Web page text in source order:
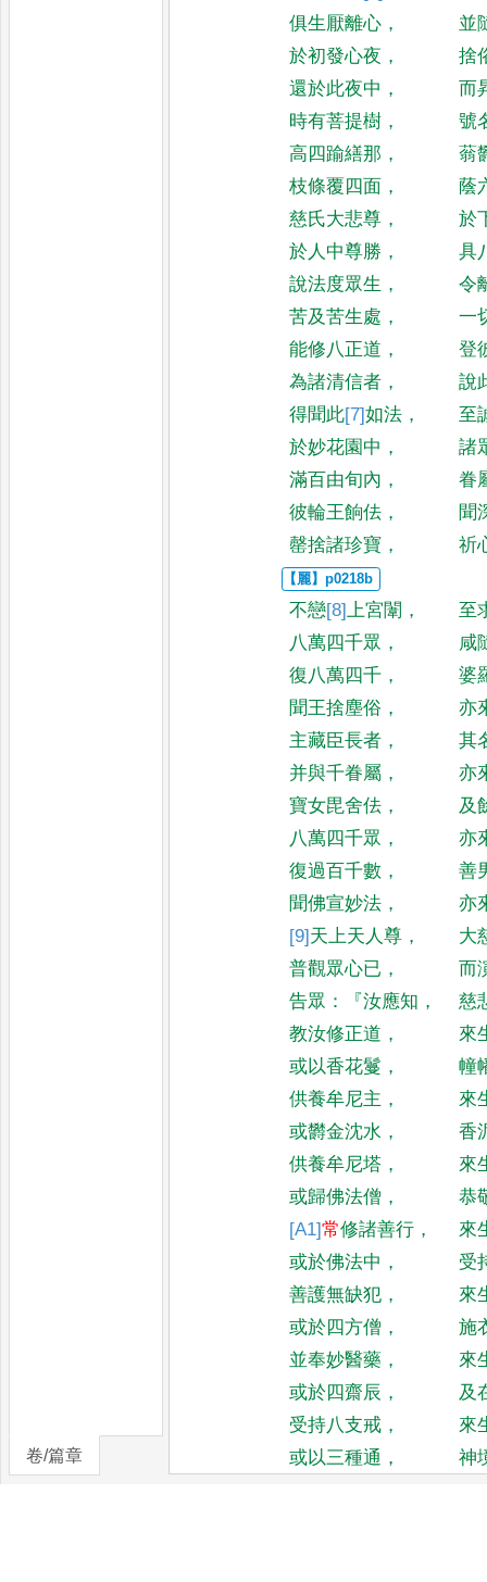
卷/篇章
俱生厭離心 ，
並
於初發心夜 ，
捨
還於此夜中 ，
而
時有菩提樹 ，
號
高四踰繕那 ，
蓊
枝條覆四面 ，
蔭
慈氏大悲尊 ，
於
於人中尊勝 ，
具
說法度眾生 ，
令
苦及苦生處 ，
一
能修八正道 ，
登
為諸清信者 ，
說
得聞此[7]如法 ，
至
於妙花園中 ，
諸
滿百由旬內 ，
眷
彼輪王餉佉 ，
聞
罄捨諸珍寶 ， 祈
不戀[8]上宮闈 ，
至
八萬四千眾 ，
咸
復八萬四千 ，
婆
聞王捨塵俗 ，
亦
主藏臣長者 ，
其
并與千眷屬 ，
亦
寶女毘舍佉 ，
及
八萬四千眾 ，
亦
復過百千數 ，
善
聞佛宣妙法 ，
亦
[9] 天上天人尊 ，
大
普觀眾心已 ，
而
告眾 ：『汝應知 ，
慈
教汝修正道 ，
來
或以香花鬘 ，
幢
供養牟尼主 ，
來
或欝金沈水 ，
香
供養牟尼塔 ，
來
或歸佛法僧 ，
恭
[A1]常修諸善行 ，
來
或於佛法中 ，
受
善護無缺犯 ，
來
或於四方僧 ，
施
並奉妙醫藥 ，
來
或於四齋辰 ，
及
受持八支戒 ，
來
或以三種通 ，
神